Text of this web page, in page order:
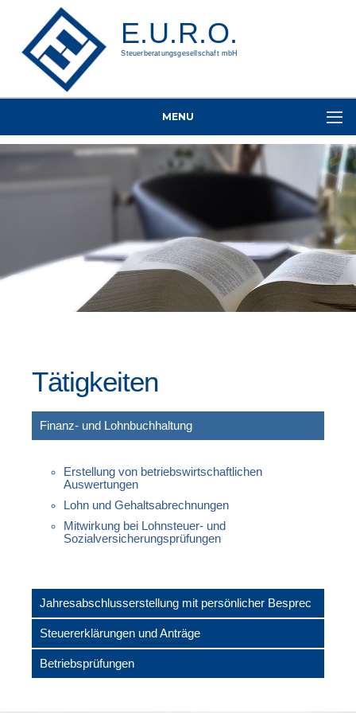
E.U.R.O.
Steuerberatungsgesellschaft mbH
MENU
Tätigkeiten
Finanz- und Lohnbuchhaltung
Erstellung von betriebswirtschaftlichen
Auswertungen
Lohn und Gehaltsabrechnungen
Mitwirkung bei Lohnsteuer- und
Sozialversicherungsprüfungen
Jahresabschlusserstellung mit persönlicher Besprec
Steuererklärungen und Anträge
Betriebsprüfungen